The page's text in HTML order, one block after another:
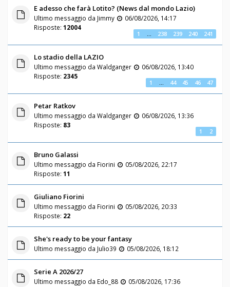
E adesso che farà Lotito? (News dal mondo Lazio)
Ultimo messaggio da Jimmy
06/08/2026, 14:17
Risposte: 12004
1 238 239 240 241
Lo stadio della LAZIO
Ultimo messaggio da Waldganger
06/08/2026, 13:40
Risposte: 2345
1 44 45 46 47
Petar Ratkov
Ultimo messaggio da Waldganger
06/08/2026, 13:36
Risposte: 83
1 2
Bruno Galassi
Ultimo messaggio da Fiorini
05/08/2026, 22:17
Risposte: 11
Giuliano Fiorini
Ultimo messaggio da Fiorini
05/08/2026, 20:33
Risposte: 22
She's ready to be your fantasy
Ultimo messaggio da Julio39 05/08/2026, 18:12
Serie A 2026/27
Ultimo messaggio da Edo_88
05/08/2026, 17:36